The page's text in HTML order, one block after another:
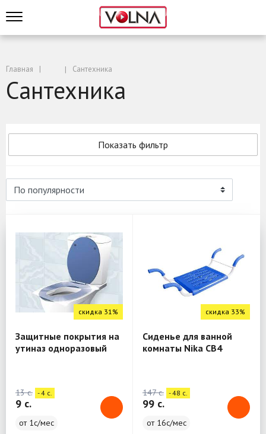
Главная Сантехника
Сантехника
Показать фильтр
скидка 31%
Защитные покрытия на
утиназ одноразовый
13 c. - 4 c.
9 c.
от 1с/мес
скидка 33%
Сиденье для ванной
комнаты Nika СВ4
147 c. - 48 c.
99 c.
от 16с/мес